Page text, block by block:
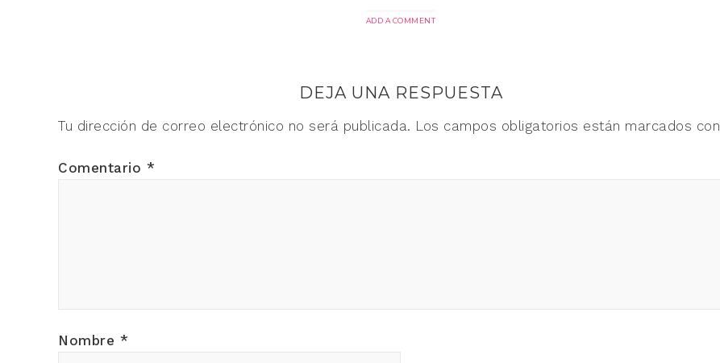
ADD A COMMENT
DEJA UNA RESPUESTA
Tu dirección de correo electrónico no será publicada. Los campos obligatorios están marcados con
Comentario *
Nombre *